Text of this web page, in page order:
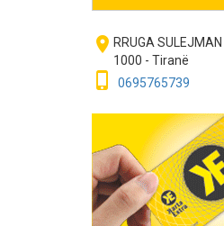
room RRUGA SULEJMAN
1000 - Tiranë
phone_iphone 0695765739